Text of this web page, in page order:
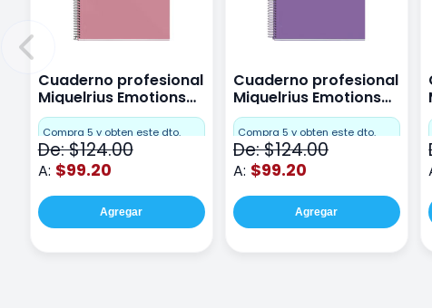
Cuaderno profesional
Miquelrius Emotions
Cuadro Chico 80
hojas Rosa
Compra 5 y obten este dto.
De: $124.00
A: $99.20
Agregar
Cuaderno profesional
Miquelrius Emotions
raya 80 hojas Purpura
Compra 5 y obten este dto.
De: $124.00
A: $99.20
Agregar